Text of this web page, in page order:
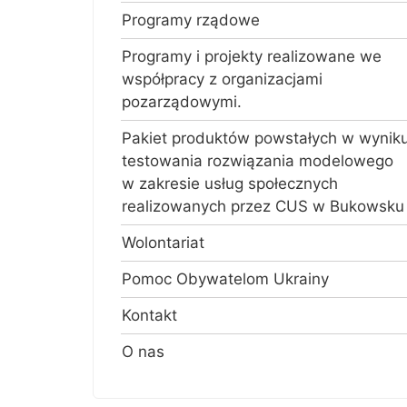
Programy rządowe
Programy i projekty realizowane we
współpracy z organizacjami
pozarządowymi.
Pakiet produktów powstałych w
testowania rozwiązania modelowego
w zakresie usług społecznych
realizowanych przez CUS w Bukowsku
Wolontariat
Pomoc Obywatelom Ukrainy
Kontakt
O nas